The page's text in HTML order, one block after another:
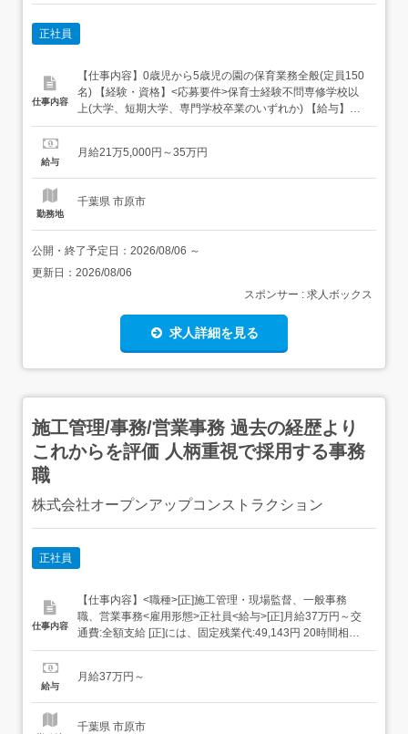
正社員
仕事内容
【仕事内容】0歳児から5歳児の園の保育業務全般(定員150
名) 【経験・資格】<応募要件>保育士経験不問専修学校以
上(大学、短期大学、専門学校卒業のいずれか) 【給与】月
給 215,000円 〜 350,000円<給与の備考> 経験により優遇
209,000円 ・資格手当 5,000円 ・市手当 45,000円 ...
給与
月給21万5,000円～35万円
勤務地
千葉県 市原市
公開・終了予定日： 2026/08/06 ～
更新日： 2026/08/06
スポンサー : 求人ボックス
求人詳細を見る
施工管理/事務/営業事務 過去の経歴より
これからを評価 人柄重視で採用する事務
職
株式会社オープンアップコンストラクション
正社員
仕事内容
【仕事内容】<職種>[正]施工管理・現場監督、一般事務
職、営業事務<雇用形態>正社員<給与>[正]月給37万円～交
通費:全額支給 [正]には、固定残業代:49,143円 20時間相当
分が含まれます。 上記を超えて残業をした場合は、別途残
円月給額に下記の一律手当含むエリア職種手当/1万2,000円
給与
月給37万円～
千葉県 市原市